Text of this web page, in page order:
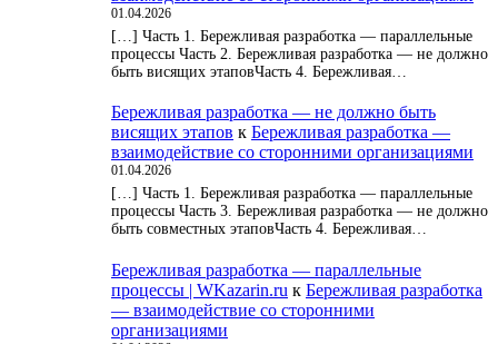
01.04.2026
[…] Часть 1. Бережливая разработка — параллельные
процессы Часть 2. Бережливая разработка — не должно
быть висящих этаповЧасть 4. Бережливая…
Бережливая разработка — не должно быть
висящих этапов к Бережливая разработка —
взаимодействие со сторонними организациями
01.04.2026
[…] Часть 1. Бережливая разработка — параллельные
процессы Часть 3. Бережливая разработка — не должно
быть совместных этаповЧасть 4. Бережливая…
Бережливая разработка — параллельные
процессы | WKazarin.ru к Бережливая разработка
— взаимодействие со сторонними
организациями